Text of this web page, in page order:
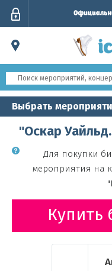
Выбрать
"Оскар
Для покупки
мероприятия на
Купить